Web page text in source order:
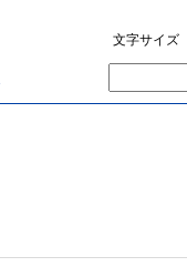
文字サイズ